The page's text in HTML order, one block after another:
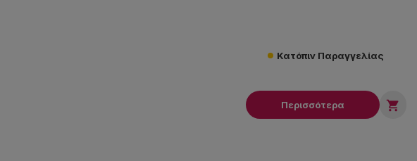
Κατόπιν Παραγγελίας
Περισσότερα 